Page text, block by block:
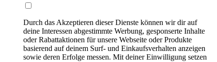
Durch das Akzeptieren dieser Dienste können wir dir auf
deine Interessen abgestimmte Werbung, gesponserte Inhalte
oder Rabattaktionen für unsere Webseite oder Produkte
basierend auf deinem Surf- und Einkaufsverhalten anzeigen
sowie deren Erfolge messen. Mit deiner Einwilligung setzen